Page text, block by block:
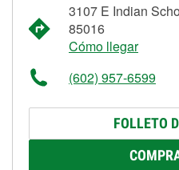
3107 E Indian
85016
Cómo llegar
(602) 957-6599
FOLLETO